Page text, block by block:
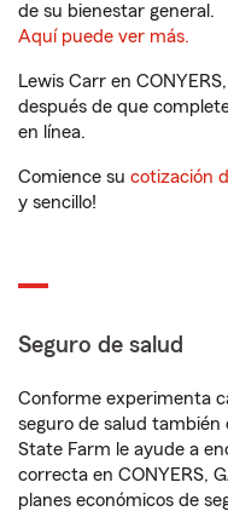
de su bienestar general.
Aquí puede ver más.
Lewis Carr en
después de que
en línea.
Comience su cotización
y sencillo!
Seguro de salud
Conforme experimenta
seguro de salud
State Farm le ayude a
correcta en CONYERS,
planes económicos de